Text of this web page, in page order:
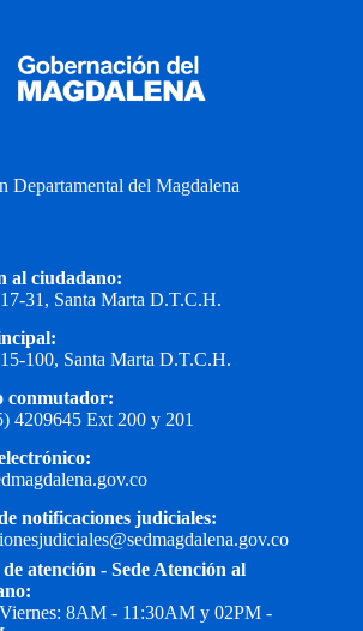
Departamental del Magdalena
al ciudadano:
31, Santa Marta D.T.C.H.
100, Santa Marta D.T.C.H.
conmutador:
4209645 Ext 200 y 201
notificaciones judiciales:
atención - Sede Atención al
8AM - 11:30AM y 02PM -